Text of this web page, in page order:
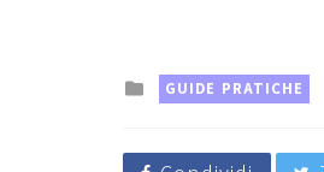
Posted
GUIDE PRATICHE